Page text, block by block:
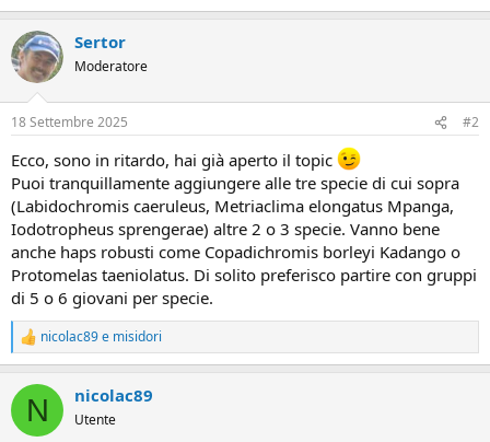
Sertor
Moderatore
18 Settembre 2025 #2
Ecco, sono in ritardo, hai già aperto il topic
Puoi tranquillamente aggiungere alle tre specie di cui sopra
(Labidochromis caeruleus, Metriaclima elongatus Mpanga,
Iodotropheus sprengerae) altre 2 o 3 specie. Vanno bene
anche haps robusti come Copadichromis borleyi Kadango o
Protomelas taeniolatus. Di solito preferisco partire con gruppi
di 5 o 6 giovani per specie.
R
e
z
o
nicolac89e misidori
N nicolac89
Utente